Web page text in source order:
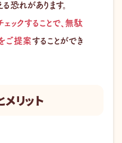
恐れがあります。
ックすることで、無駄
ご提案することができ
リット